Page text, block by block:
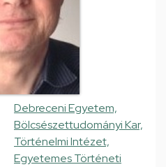
Debreceni Egyetem,
Bölcsészettudományi Kar,
Történelmi Intézet,
Egyetemes Történeti